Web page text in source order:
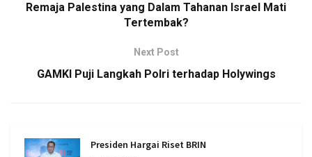
Remaja Palestina yang Dalam Tahanan Israel Mati
Tertembak?
Next Post
GAMKI Puji Langkah Polri terhadap Holywings
Presiden Hargai Riset BRIN